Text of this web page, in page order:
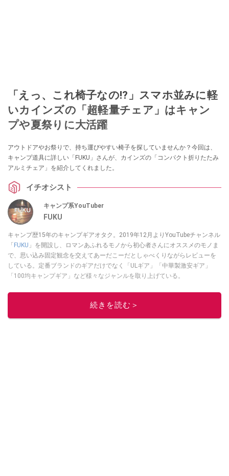
「えっ、これ椅子なの!?」スマホ並みに軽
いカインズの「超軽量チェア」はキャン
プや夏祭りに大活躍
アウトドアやお祭りで、持ち運びやすい椅子を探していませんか？今回は、
キャンプ道具に詳しい「FUKU」さんが、カインズの「コンパクト折りたたみ
アルミチェア」を紹介してくれました。
イチオシスト
キャンプ系YouTuber
FUKU
キャンプ歴15年のキャンプギアオタク。2019年12月よりYouTubeチャンネル
「 FUKU 」を開設し、ロマンあふれるモノから初心者さんにオススメのモノま
で、思い込み固定観念を交えてあーだこーだとしゃべくりながらレビューを
している。定番ブランドのギアだけでなく「ULギア」「中華製激安ギア」
「100均キャンプギア」など様々なジャンルを取り上げている。
このイチオシストの他の記事を読む
続きを読む＞